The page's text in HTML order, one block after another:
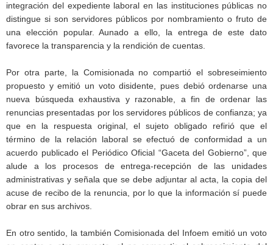
integración del expediente laboral en las instituciones públicas no
distingue si son servidores públicos por nombramiento o fruto de
una elección popular. Aunado a ello, la entrega de este dato
favorece la transparencia y la rendición de cuentas.
Por otra parte, la Comisionada no compartió el sobreseimiento
propuesto y emitió un voto disidente, pues debió ordenarse una
nueva búsqueda exhaustiva y razonable, a fin de ordenar las
renuncias presentadas por los servidores públicos de confianza; ya
que en la respuesta original, el sujeto obligado refirió que el
término de la relación laboral se efectuó de conformidad a un
acuerdo publicado el Periódico Oficial “Gaceta del Gobierno”, que
alude a los procesos de entrega-recepción de las unidades
administrativas y señala que se debe adjuntar al acta, la copia del
acuse de recibo de la renuncia, por lo que la información sí puede
obrar en sus archivos.
En otro sentido, la también Comisionada del Infoem emitió un voto